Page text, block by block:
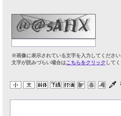
※画像に表示されている文字を入力してくださ
文字が読みづらい場合はこちらをクリック して